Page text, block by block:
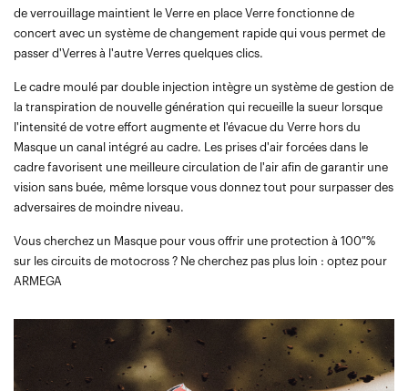
de verrouillage maintient le Verre en place Verre fonctionne de
concert avec un système de changement rapide qui vous permet de
passer d'Verres à l'autre Verres quelques clics.
Le cadre moulé par double injection intègre un système de gestion de
la transpiration de nouvelle génération qui recueille la sueur lorsque
l'intensité de votre effort augmente et l'évacue du Verre hors du
Masque un canal intégré au cadre. Les prises d'air forcées dans le
cadre favorisent une meilleure circulation de l'air afin de garantir une
vision sans buée, même lorsque vous donnez tout pour surpasser des
adversaires de moindre niveau.
Vous cherchez un Masque pour vous offrir une protection à 100 %
sur les circuits de motocross ? Ne cherchez pas plus loin : optez pour
ARMEGA